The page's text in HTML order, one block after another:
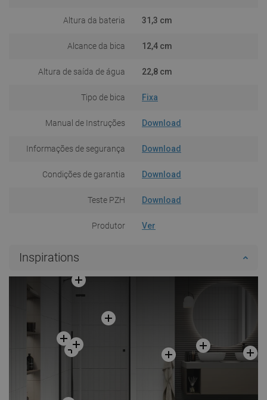
Altura da bateria 31,3 cm
Alcance da bica 12,4 cm
Altura de saída de água 22,8 cm
Tipo de bica Fixa
Manual de Instruções Download
Informações de segurança Download
Condições de garantia Download
Teste PZH Download
Produtor Ver
Inspirations